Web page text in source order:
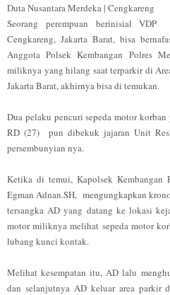
Duta Nusantara Merdeka | Cengkareng
Seorang perempuan berinisial
Cengkareng, Jakarta Barat, bisa
Anggota Polsek Kembangan Polres
miliknya yang hilang saat terparkir di
Jakarta Barat, akhirnya bisa di temukan.
Dua pelaku pencuri sepeda motor
RD (27) pun dibekuk jajaran Unit
persembunyian nya.
Ketika di temui, Kapolsek Kembangan
Egman Adnan.SH, mengungkapkan
tersangka AD yang datang ke lokasi
motor miliknya melihat sepeda motor
lubang kunci kontak.
Melihat kesempatan itu, AD lalu
dan selanjutnya AD keluar area parkir